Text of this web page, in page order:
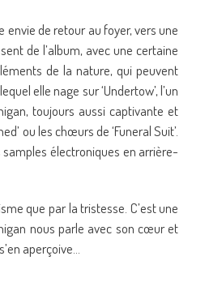
envie de retour au foyer, vers une
de l’album, avec une certaine
de la nature, qui peuvent
elle nage sur ‘Undertow’, l’un
toujours aussi captivante et
ou les chœurs de ‘Funeral Suit’.
électroniques en arrière-
que par la tristesse. C’est une
nous parle avec son cœur et
aperçoive…